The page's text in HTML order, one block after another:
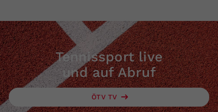
Tennissport live
und auf Abruf
ÖTV TV